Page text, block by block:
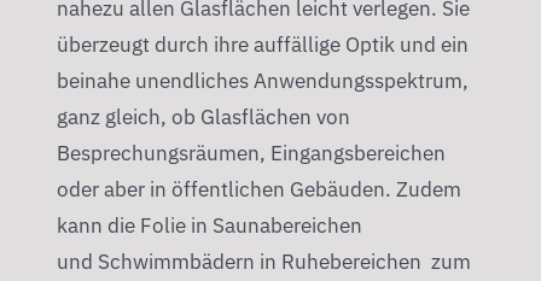
nahezu allen Glasflächen leicht verlegen. Sie
überzeugt durch ihre auffällige Optik und ein
beinahe unendliches Anwendungsspektrum,
ganz gleich, ob Glasflächen von
Besprechungsräumen, Eingangsbereichen
oder aber in öffentlichen Gebäuden. Zudem
kann die Folie in Saunabereichen
und Schwimmbädern in Ruhebereichen zum